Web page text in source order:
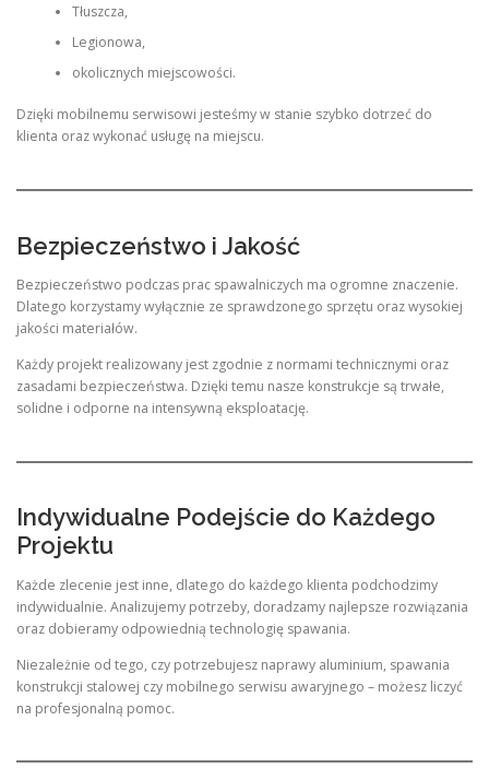
Tłuszcza,
Legionowa,
okolicznych miejscowości.
Dzięki mobilnemu serwisowi jesteśmy w stanie szybko dotrzeć do
klienta oraz wykonać usługę na miejscu.
Bezpieczeństwo i Jakość
Bezpieczeństwo podczas prac spawalniczych ma ogromne znaczenie.
Dlatego korzystamy wyłącznie ze sprawdzonego sprzętu oraz wysokiej
jakości materiałów.
Każdy projekt realizowany jest zgodnie z normami technicznymi oraz
zasadami bezpieczeństwa. Dzięki temu nasze konstrukcje są trwałe,
solidne i odporne na intensywną eksploatację.
Indywidualne Podejście do Każdego
Projektu
Każde zlecenie jest inne, dlatego do każdego klienta podchodzimy
indywidualnie. Analizujemy potrzeby, doradzamy najlepsze rozwiązania
oraz dobieramy odpowiednią technologię spawania.
Niezależnie od tego, czy potrzebujesz naprawy aluminium, spawania
konstrukcji stalowej czy mobilnego serwisu awaryjnego – możesz liczyć
na profesjonalną pomoc.